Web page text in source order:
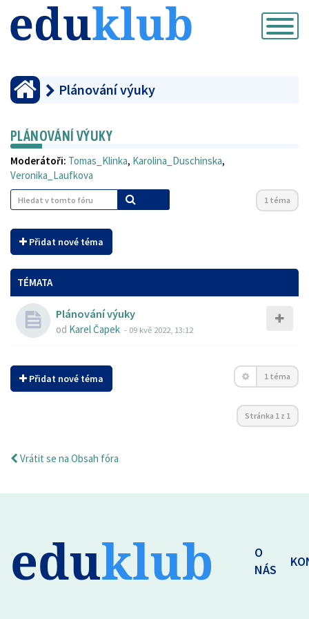
Přepnout
navigaci
Plánování výuky
PLÁNOVÁNÍ VÝUKY
Moderátoři: Tomas_Klinka, Karolina_Duschinska,
Veronika_Laufkova
1 téma
Přidat nové téma
TÉMATA
Plánování výuky
od Karel Čapek - 09 kvě 2022, 13:12
Přidat nové téma 1 téma
Stránka 1 z 1
Vrátit se na Obsah fóra
eduklub
O
NÁS